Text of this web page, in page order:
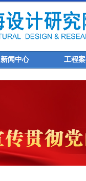
新闻中心 工程